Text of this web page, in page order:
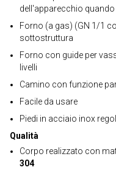
dell'apparecchio
Forno (a gas) (GN 1/1
sottostruttura
Forno con guide per
livelli
Camino con funzione
Facile da usare
Piedi in acciaio inox
Qualità
Corpo realizzato con
304